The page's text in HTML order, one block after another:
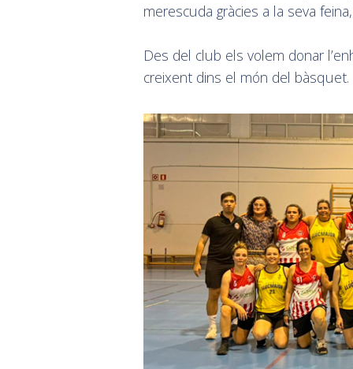
merescuda gràcies a la seva
Des del club els volem donar
creixent dins el món del bàsquet.